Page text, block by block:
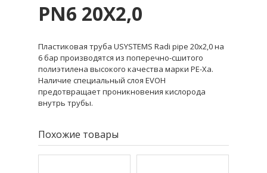
PN6 20X2,0
Пластиковая труба USYSTEMS Radi pipe 20х2,0 на
6 бар производятся из поперечно-сшитого
полиэтилена высокого качества марки PE-Xa.
Наличие специальный слоя EVOH
предотвращает проникновения кислорода
внутрь трубы.
Похожие товары